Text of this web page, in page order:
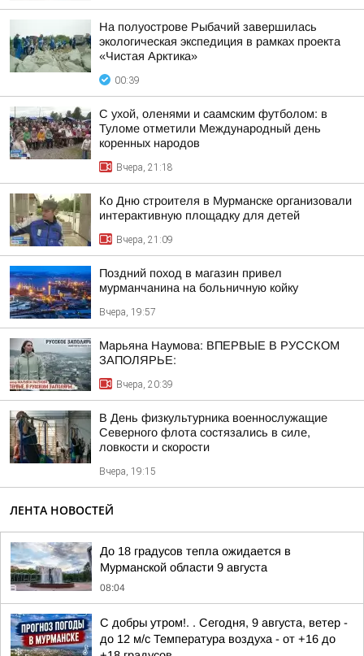
На полуострове Рыбачий завершилась
экологическая экспедиция в рамках проекта
«Чистая Арктика»
00:39
С ухой, оленями и саамским футболом: в
Туломе отметили Международный день
коренных народов
Вчера, 21:18
Ко Дню строителя в Мурманске организовали
интерактивную площадку для детей
Вчера, 21:09
Поздний поход в магазин привел
мурманчанина на больничную койку
Вчера, 19:57
Марьяна Наумова: ВПЕРВЫЕ В РУССКОМ
ЗАПОЛЯРЬЕ:
Вчера, 20:39
В День физкультурника военнослужащие
Северного флота состязались в силе,
ловкости и скорости
Вчера, 19:15
ЛЕНТА НОВОСТЕЙ
До 18 градусов тепла ожидается в
Мурманской области 9 августа
08:04
С добры утром!. . Сегодня, 9 августа, ветер -
до 12 м/с Температура воздуха - от +16 до